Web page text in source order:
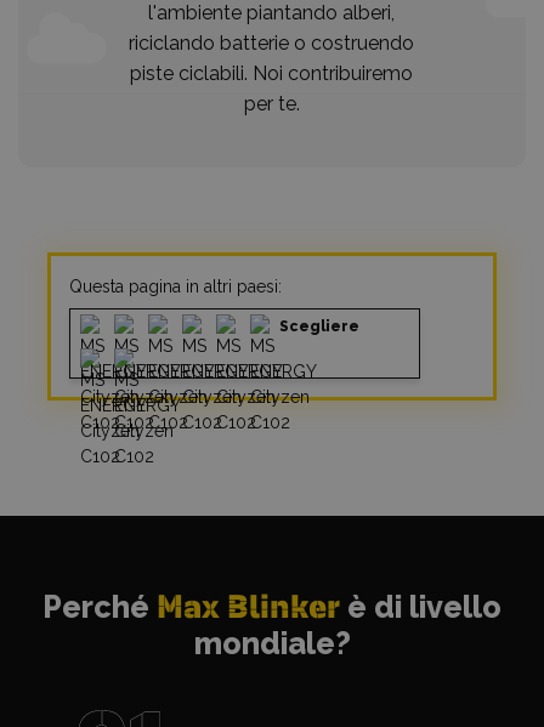
l'ambiente piantando alberi,
riciclando batterie o costruendo
piste ciclabili. Noi contribuiremo
per te.
Questa pagina in altri paesi:
Scegliere
Perché Max Blinker è di livello
mondiale?